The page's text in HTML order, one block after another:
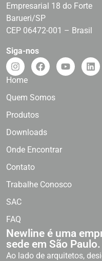
Empresarial 18 do Forte
Barueri/SP
CEP 06472-001 – Brasil
Siga-nos
Home
Quem Somos
Produtos
Downloads
Onde Encontrar
Contato
Trabalhe Conosco
SAC
FAQ
Newline é uma
sede em São Paulo.
Ao lado de arquitetos,